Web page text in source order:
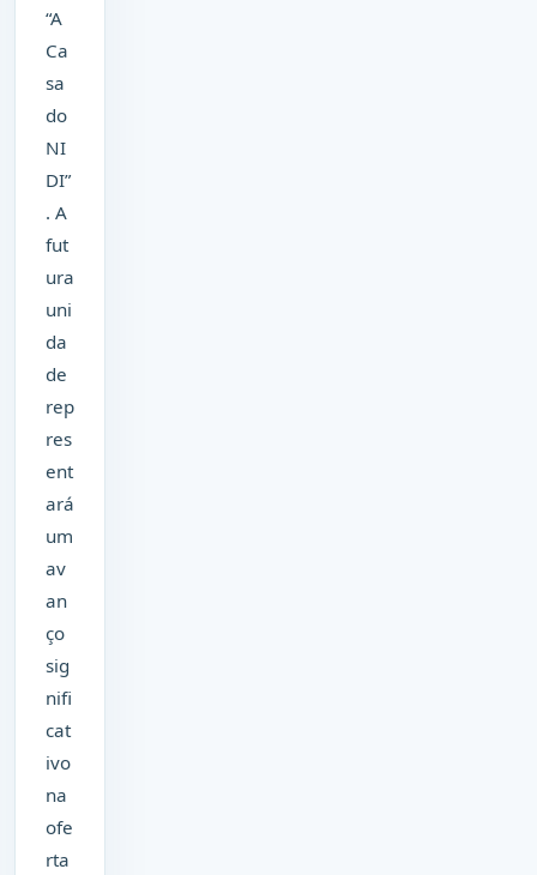
“A
Ca
sa
do
NI
DI”
. A
fut
ura
uni
da
de
rep
res
ent
ará
um
av
an
ço
sig
nifi
cat
ivo
na
ofe
rta